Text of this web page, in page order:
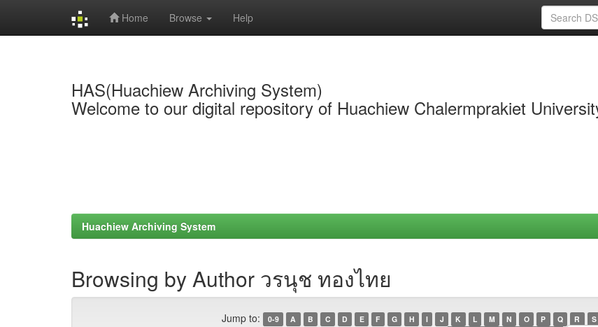
Home Browse Help
HAS(Huachiew Archiving System)
Welcome to our digital repository of Huachiew Chalermprakiet
Huachiew Archiving System
Browsing by Author วรนุช ทองไทย
Jump to: 0-9 A B C D E F G H I J K L M N O P Q R S